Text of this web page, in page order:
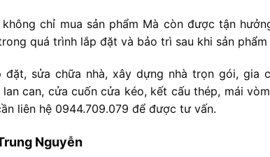
chỉ mua sản phẩm Mà còn được tận
quá trình lắp đặt và bảo trì sau khi sản phẩm
sửa chữa nhà, xây dựng nhà trọn gói, gia
can, cửa cuốn cửa kéo, kết cấu thép, mái
liên hệ 0944.709.079 để được tư vấn.
Nguyễn